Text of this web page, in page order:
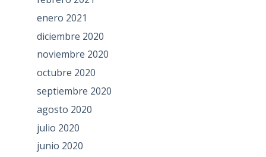
enero 2021
diciembre 2020
noviembre 2020
octubre 2020
septiembre 2020
agosto 2020
julio 2020
junio 2020